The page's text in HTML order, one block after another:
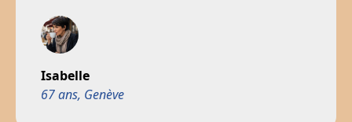
Isabelle
67 ans, Genève